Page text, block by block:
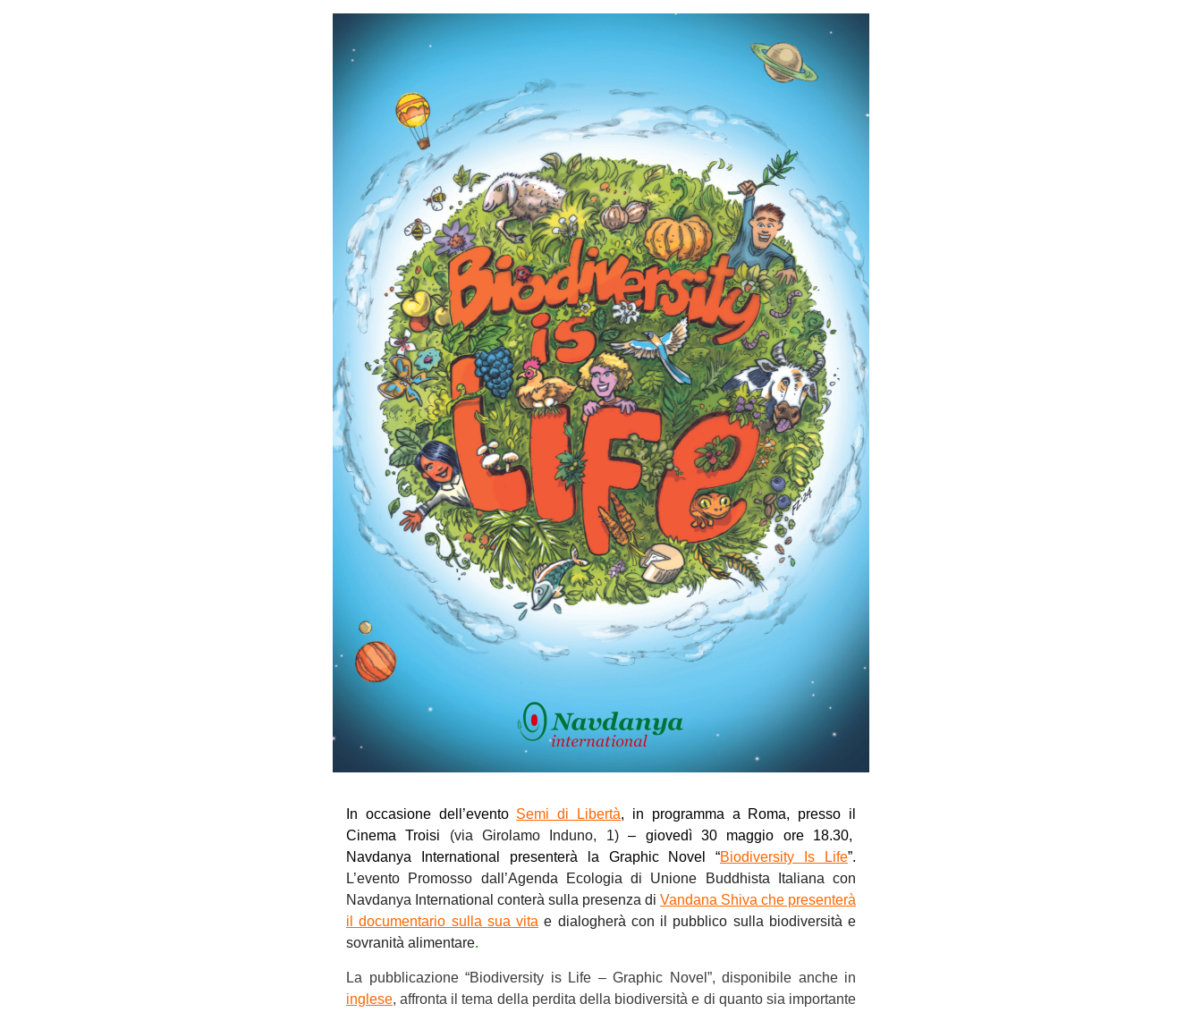
In occasione dell’evento Semi di Libertà, in programma a Roma, presso il
Cinema Troisi (via Girolamo Induno, 1)– giovedì 30 maggio ore 18.30,
Navdanya International presenterà la Graphic Novel “Biodiversity Is Life”.
L’evento Promosso dall’Agenda Ecologia di Unione Buddhista Italiana con
Navdanya International conterà sulla presenza di Vandana Shiva che presenterà
il documentario sulla sua vita e dialogherà con il pubblico sulla biodiversità e
sovranità alimentare.
La pubblicazione “Biodiversity is Life – Graphic Novel”, disponibile anche in
inglese, affronta il tema della perdita della biodiversità e di quanto sia importante